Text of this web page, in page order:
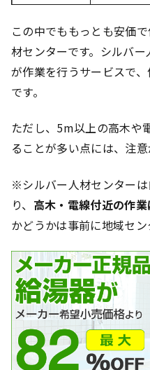
この中でももっとも安価
材センターです。シルバ
が作業を行うサービスで
です。
ただし、5m以上の高木や
ることが多い点には、注意
※シルバー人材センター
り、 高木・電線付近の作
かどうかは事前に地域セ